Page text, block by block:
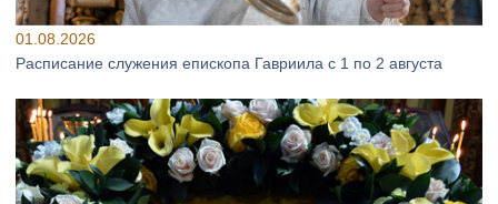
01.08.2026
Расписание служения епископа Гавриила с 1 по 2 августа